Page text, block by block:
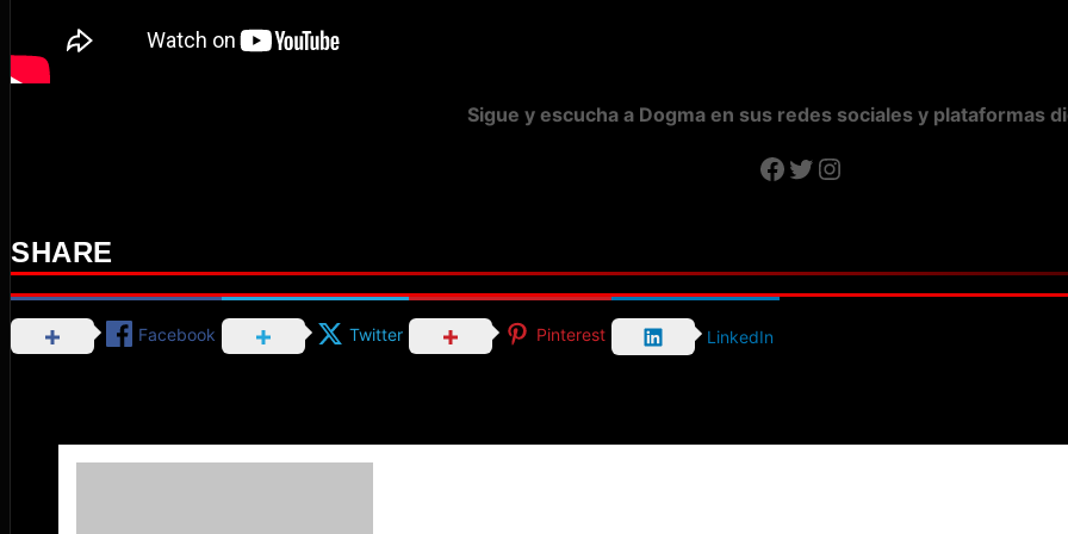
Sigue y escucha a Dogma en sus redes sociales y plataformas
Facebook
Twitter
Instagram
SHARE
Facebook Twitter Pinterest LinkedIn